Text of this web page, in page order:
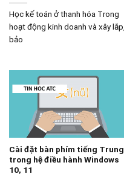
Học kế toán ở thanh hóa Trong
hoạt động kinh doanh và xây lắp,
bảo
Cài đặt bàn phím tiếng Trung
trong hệ điều hành Windows
10, 11